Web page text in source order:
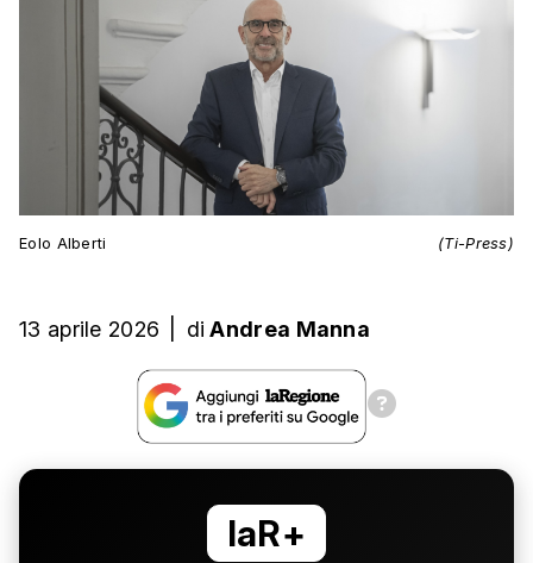
Eolo Alberti (Ti-Press)
13 aprile 2026 di Andrea Manna
laR+